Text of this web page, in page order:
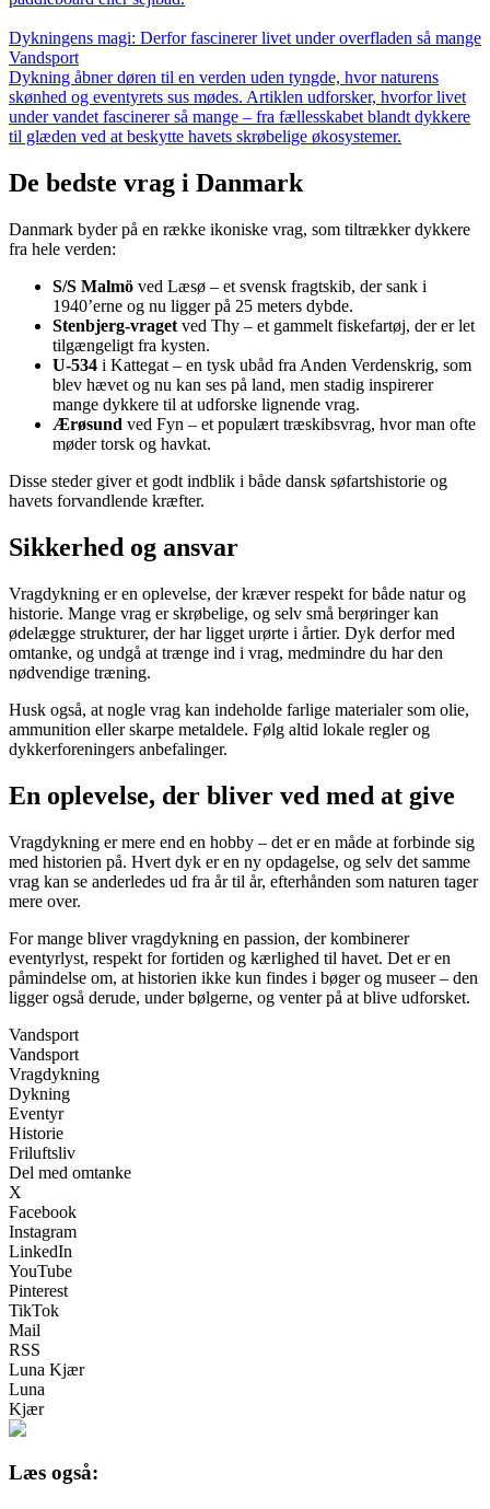
Dykningens magi: Derfor fascinerer livet under overfladen så mange
Vandsport
Dykning åbner døren til en verden uden tyngde, hvor naturens
skønhed og eventyrets sus mødes. Artiklen udforsker, hvorfor livet
under vandet fascinerer så mange – fra fællesskabet blandt dykkere
til glæden ved at beskytte havets skrøbelige økosystemer.
De bedste vrag i Danmark
Danmark byder på en række ikoniske vrag, som tiltrækker dykkere
fra hele verden:
S/S Malmö ved Læsø – et svensk fragtskib, der sank i
1940’erne og nu ligger på 25 meters dybde.
Stenbjerg-vraget ved Thy – et gammelt fiskefartøj, der er let
tilgængeligt fra kysten.
U-534 i Kattegat – en tysk ubåd fra Anden Verdenskrig, som
blev hævet og nu kan ses på land, men stadig inspirerer
mange dykkere til at udforske lignende vrag.
Ærøsund ved Fyn – et populært træskibsvrag, hvor man ofte
møder torsk og havkat.
Disse steder giver et godt indblik i både dansk søfartshistorie og
havets forvandlende kræfter.
Sikkerhed og ansvar
Vragdykning er en oplevelse, der kræver respekt for både natur og
historie. Mange vrag er skrøbelige, og selv små berøringer kan
ødelægge strukturer, der har ligget urørte i årtier. Dyk derfor med
omtanke, og undgå at trænge ind i vrag, medmindre du har den
nødvendige træning.
Husk også, at nogle vrag kan indeholde farlige materialer som olie,
ammunition eller skarpe metaldele. Følg altid lokale regler og
dykkerforeningers anbefalinger.
En oplevelse, der bliver ved med at give
Vragdykning er mere end en hobby – det er en måde at forbinde sig
med historien på. Hvert dyk er en ny opdagelse, og selv det samme
vrag kan se anderledes ud fra år til år, efterhånden som naturen tager
mere over.
For mange bliver vragdykning en passion, der kombinerer
eventyrlyst, respekt for fortiden og kærlighed til havet. Det er en
påmindelse om, at historien ikke kun findes i bøger og museer – den
ligger også derude, under bølgerne, og venter på at blive udforsket.
Vandsport
Vandsport
Vragdykning
Dykning
Eventyr
Historie
Friluftsliv
Del med omtanke
X
Facebook
Instagram
LinkedIn
YouTube
Pinterest
TikTok
Mail
RSS
Luna Kjær
Luna
Kjær
Læs også: